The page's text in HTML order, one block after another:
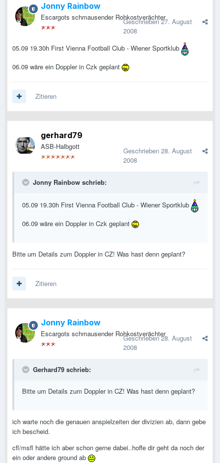
Jonny Rainbow
Escargots schmausender Rohkostverächter
Geschrieben27. August
2008
05.09 19.30h First Vienna Football Club - Wiener Sportklub
06.09 wäre ein Doppler in Czk geplant
Zitieren
gerhard79
ASB-Halbgott Geschrieben 28. August
2008
Jonny Rainbow schrieb:
05.09 19.30h First Vienna Football Club - Wiener Sportklub
06.09 wäre ein Doppler in Czk geplant
Bitte um Details zum Doppler in CZ! Was hast denn geplant?
Zitieren
Jonny Rainbow
Escargots schmausender Rohkostverächter
Geschrieben28. August
2008
Gerhard79 schrieb:
Bitte um Details zum Doppler in CZ! Was hast denn geplant?
ich warte noch die genauen anspielzeiten der divizien ab, dann gebe
ich bescheid.
cfl/msfl hätte ich aber schon gerne dabei..hoffe dir geht da noch der
ein oder andere ground ab